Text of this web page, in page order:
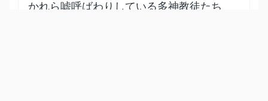
かれら嘘呼ばわりしている多神教徒たち